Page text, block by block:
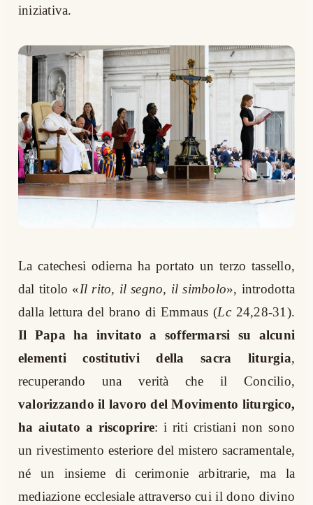
iniziativa.
La catechesi odierna ha portato un terzo tassello,
dal titolo «Il rito, il segno, il simbolo», introdotta
dalla lettura del brano di Emmaus (Lc24,28-31).
Il Papa ha invitato a soffermarsi su alcuni
elementi costitutivi della sacra liturgia,
recuperando una verità che il Concilio,
valorizzando il lavoro del Movimento liturgico,
ha aiutato a riscoprire: i riti cristiani non sono
un rivestimento esteriore del mistero sacramentale,
né un insieme di cerimonie arbitrarie, ma la
mediazione ecclesiale attraverso cui il dono divino